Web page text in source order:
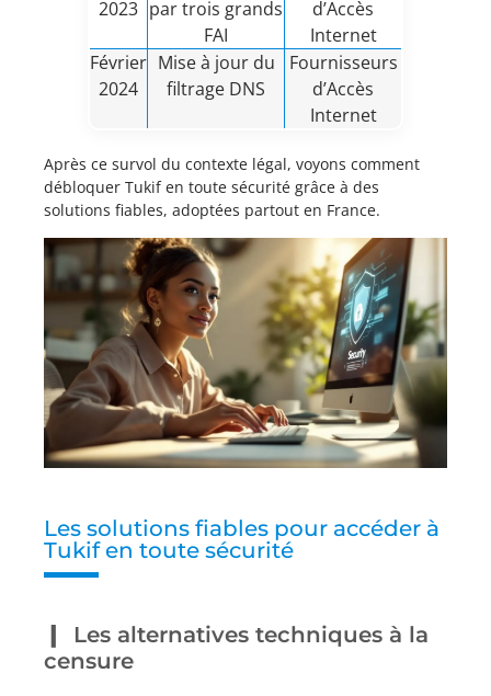
2023 par trois grands
FAI
d’Accès
Internet
Février
2024
Mise à jour du
filtrage DNS
Fournisseurs
d’Accès
Internet
Après ce survol du contexte légal, voyons comment
débloquer Tukif en toute sécurité grâce à des
solutions fiables, adoptées partout en France.
Les solutions fiables pour accéder à
Tukif en toute sécurité
Les alternatives techniques à la
censure